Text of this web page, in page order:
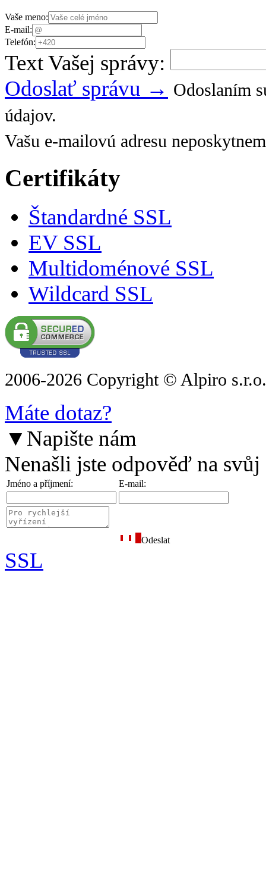
Vaše meno:
E-mail:
Telefón:
Text Vašej správy:
Odoslať správu → Odoslaním
údajov.
Vašu e-mailovú adresu
Certifikáty
Štandardné SSL
EV SSL
Multidoménové SSL
Wildcard SSL
2006-2026 Copyright © Alpiro
Máte dotaz?
▼ Napište nám
Nenašli jste odpověď na
Jméno a příjmení: E-mail:
Odeslat
SSL